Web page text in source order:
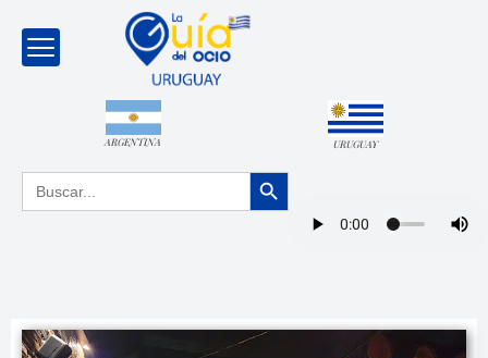
ARGENTINA URUGUAY
Buscar: Botón de búsqueda